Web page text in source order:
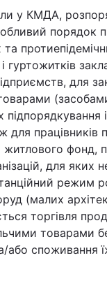
у КМДА,
порядок
гуртожитків
для
(засобами
підпорядкування
для працівників
житлового фонд,
для яких
режим
(малих
торгівля
товарами
або споживання